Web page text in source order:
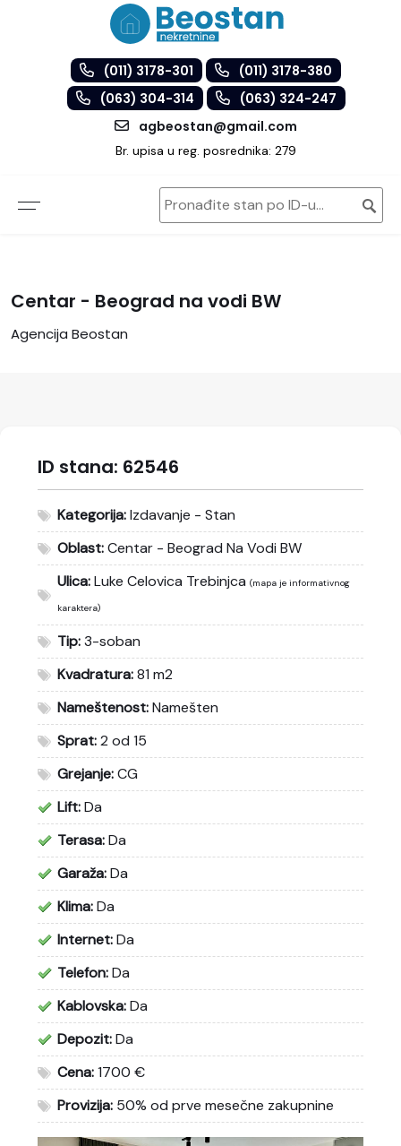
(011) 3178-301
(011) 3178-380
(063) 304-314
(063) 324-247
agbeostan@gmail.com
Br. upisa u reg. posrednika: 279
Centar - Beograd na vodi BW
Agencija Beostan
ID stana: 62546
Kategorija:Izdavanje - Stan
Oblast:Centar - Beograd Na Vodi BW
Ulica:Luke Celovica Trebinjca (mapa je informativnog
karaktera)
Tip:3-soban
Kvadratura:81 m2
Nameštenost:Namešten
Sprat:2 od 15
Grejanje:CG
Lift:Da
Terasa:Da
Garaža:Da
Klima:Da
Internet:Da
Telefon:Da
Kablovska:Da
Depozit:Da
Cena:1700 €
Provizija: 50% od prve mesečne zakupnine